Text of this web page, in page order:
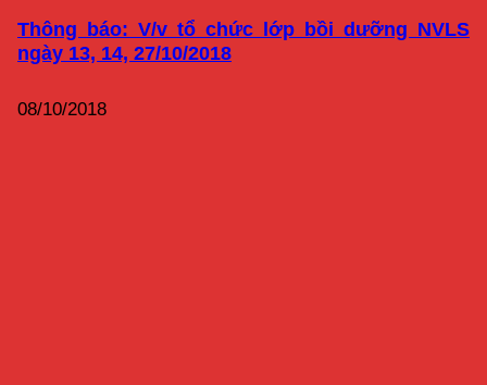
Thông báo: V/v tổ chức lớp bồi dưỡng NVLS
ngày 13, 14, 27/10/2018
08/10/2018